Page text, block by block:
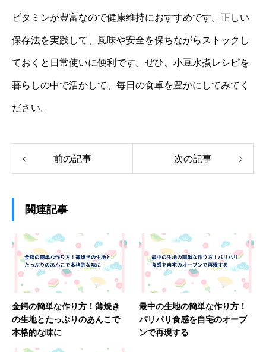
ビタミンが豊富なので健康維持におすすめです。正しい
保存法を実践して、風味や安全を保ちながらストックし
ておくと日常使いに便利です。ぜひ、小豆水煮レシピを
暮らしの中で活かして、毎日の食卓を豊かにしてみてく
ださい。
前の記事 次の記事
関連記事
金鍔の簡単な作り方！薄焼き
の生地とたっぷりのあんこで
本格的な味に
最中の生地の簡単な作り方！
パリパリ食感を自宅のオーブ
ンで再現する